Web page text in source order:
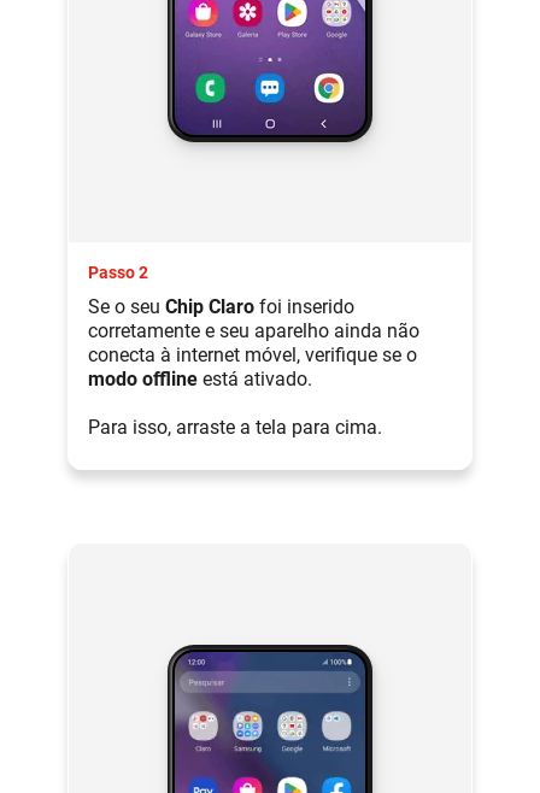
Passo 2
Se o seu Chip Claro foi inserido
corretamente e seu aparelho ainda não
conecta à internet móvel, verifique se o
modo offline está ativado.
Para isso, arraste a tela para cima.